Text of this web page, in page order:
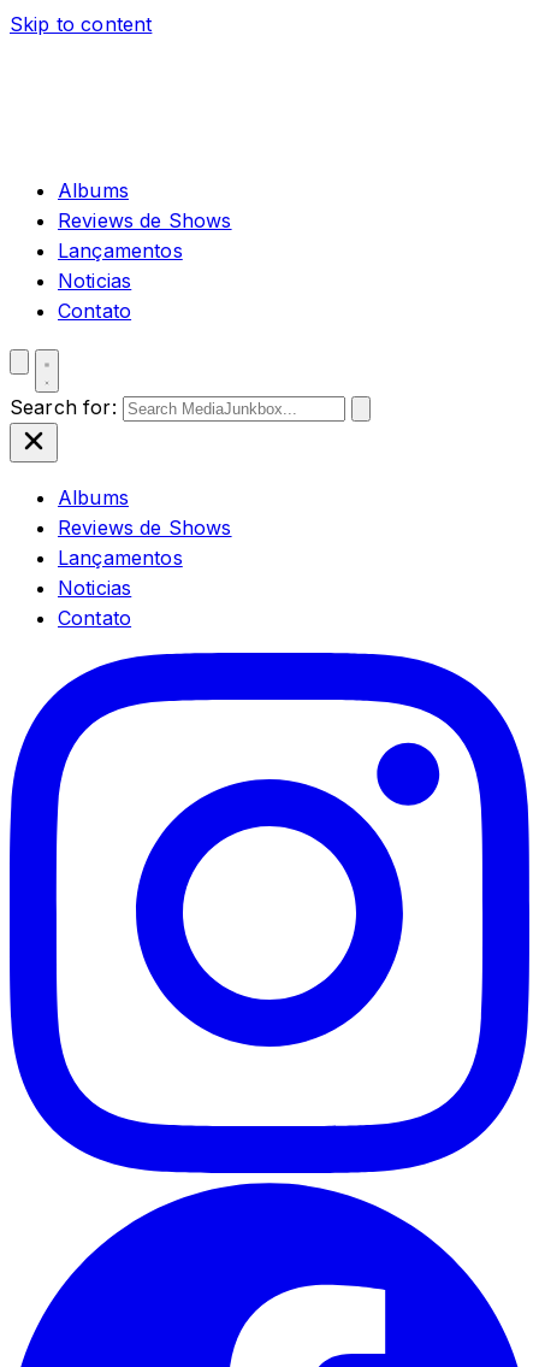
Skip to content
Albums
Reviews de Shows
Lançamentos
Noticias
Contato
Search for:
Albums
Reviews de Shows
Lançamentos
Noticias
Contato